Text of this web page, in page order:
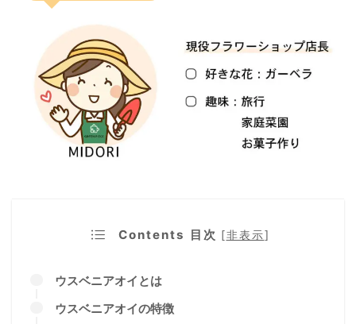
Contents 目次 [非表示]
ウスベニアオイとは
ウスベニアオイの特徴